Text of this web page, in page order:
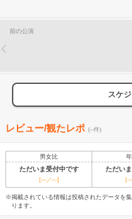
前の公演
スケ
レビュー/観たレポ (--件)
男女比
ただいま受付中です ただい
[---／---]
※掲載されている情報は投稿されたデータを
ります。